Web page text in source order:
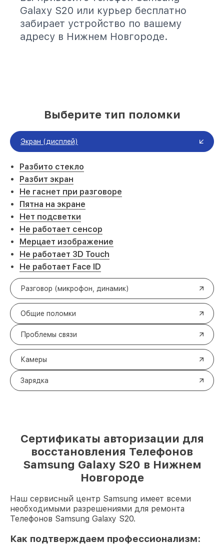
Galaxy S20 или курьер бесплатно
забирает устройство по вашему
адресу в Нижнем Новгороде.
Выберите тип поломки
Экран (дисплей)
Разбито стекло
Разбит экран
Не гаснет при разговоре
Пятна на экране
Нет подсветки
Не работает сенсор
Мерцает изображение
Не работает 3D Touch
Не работает Face ID
Разговор (микрофон, динамик)
Общие поломки
Проблемы связи
Камеры
Зарядка
Сертификаты авторизации для
восстановления Телефонов
Samsung Galaxy S20 в Нижнем
Новгороде
Наш сервисный центр Samsung имеет всеми
необходимыми разрешениями для ремонта
Телефонов Samsung Galaxy S20.
Как подтверждаем профессионализм: